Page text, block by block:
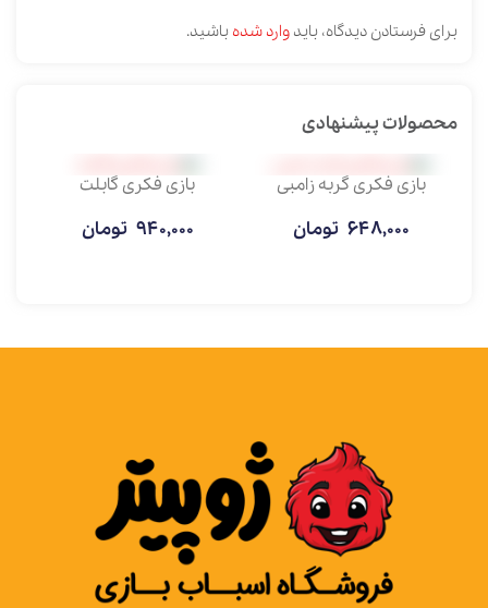
برای فرستادن دیدگاه، باید وارد شده باشید.
محصولات پیشنهادی
بازی فکری گربه زامبی
648,000 تومان
بازی فکری گابلت
940,000 تومان